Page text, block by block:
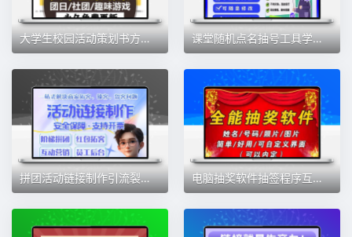
大学生校园活动策划书方案主题节日社团活动比竞赛电子版Word模板 课堂随机点名抽号工具学校班级上课公司晚会活动滚动数字抽名软件
拼团活动链接制作引流裂变团购美业拓客系统小程序软件教培招生 电脑抽奖软件抽签程序互动现场晚会活动婚庆年会休闲娱乐素材